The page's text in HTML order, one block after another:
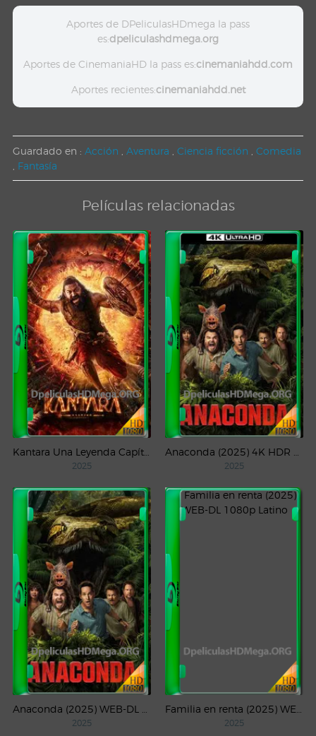
Aportes de DPeliculasHDmega la pass
es:dpeliculashdmega.org
Aportes de CinemaniaHD la pass es:cinemaniahdd.com
Aportes recientes:cinemaniahdd.net
Guardado en : Acción Aventura Ciencia ficción
Comedia
Fantasía
Películas relacionadas
2025 2025
2025 2025